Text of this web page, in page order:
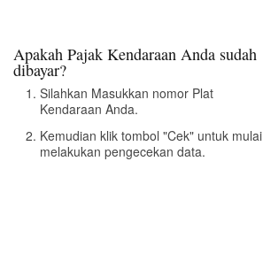
Apakah Pajak Kendaraan Anda sudah
dibayar?
Silahkan Masukkan nomor Plat
Kendaraan Anda.
Kemudian klik tombol "Cek" untuk mulai
melakukan pengecekan data.